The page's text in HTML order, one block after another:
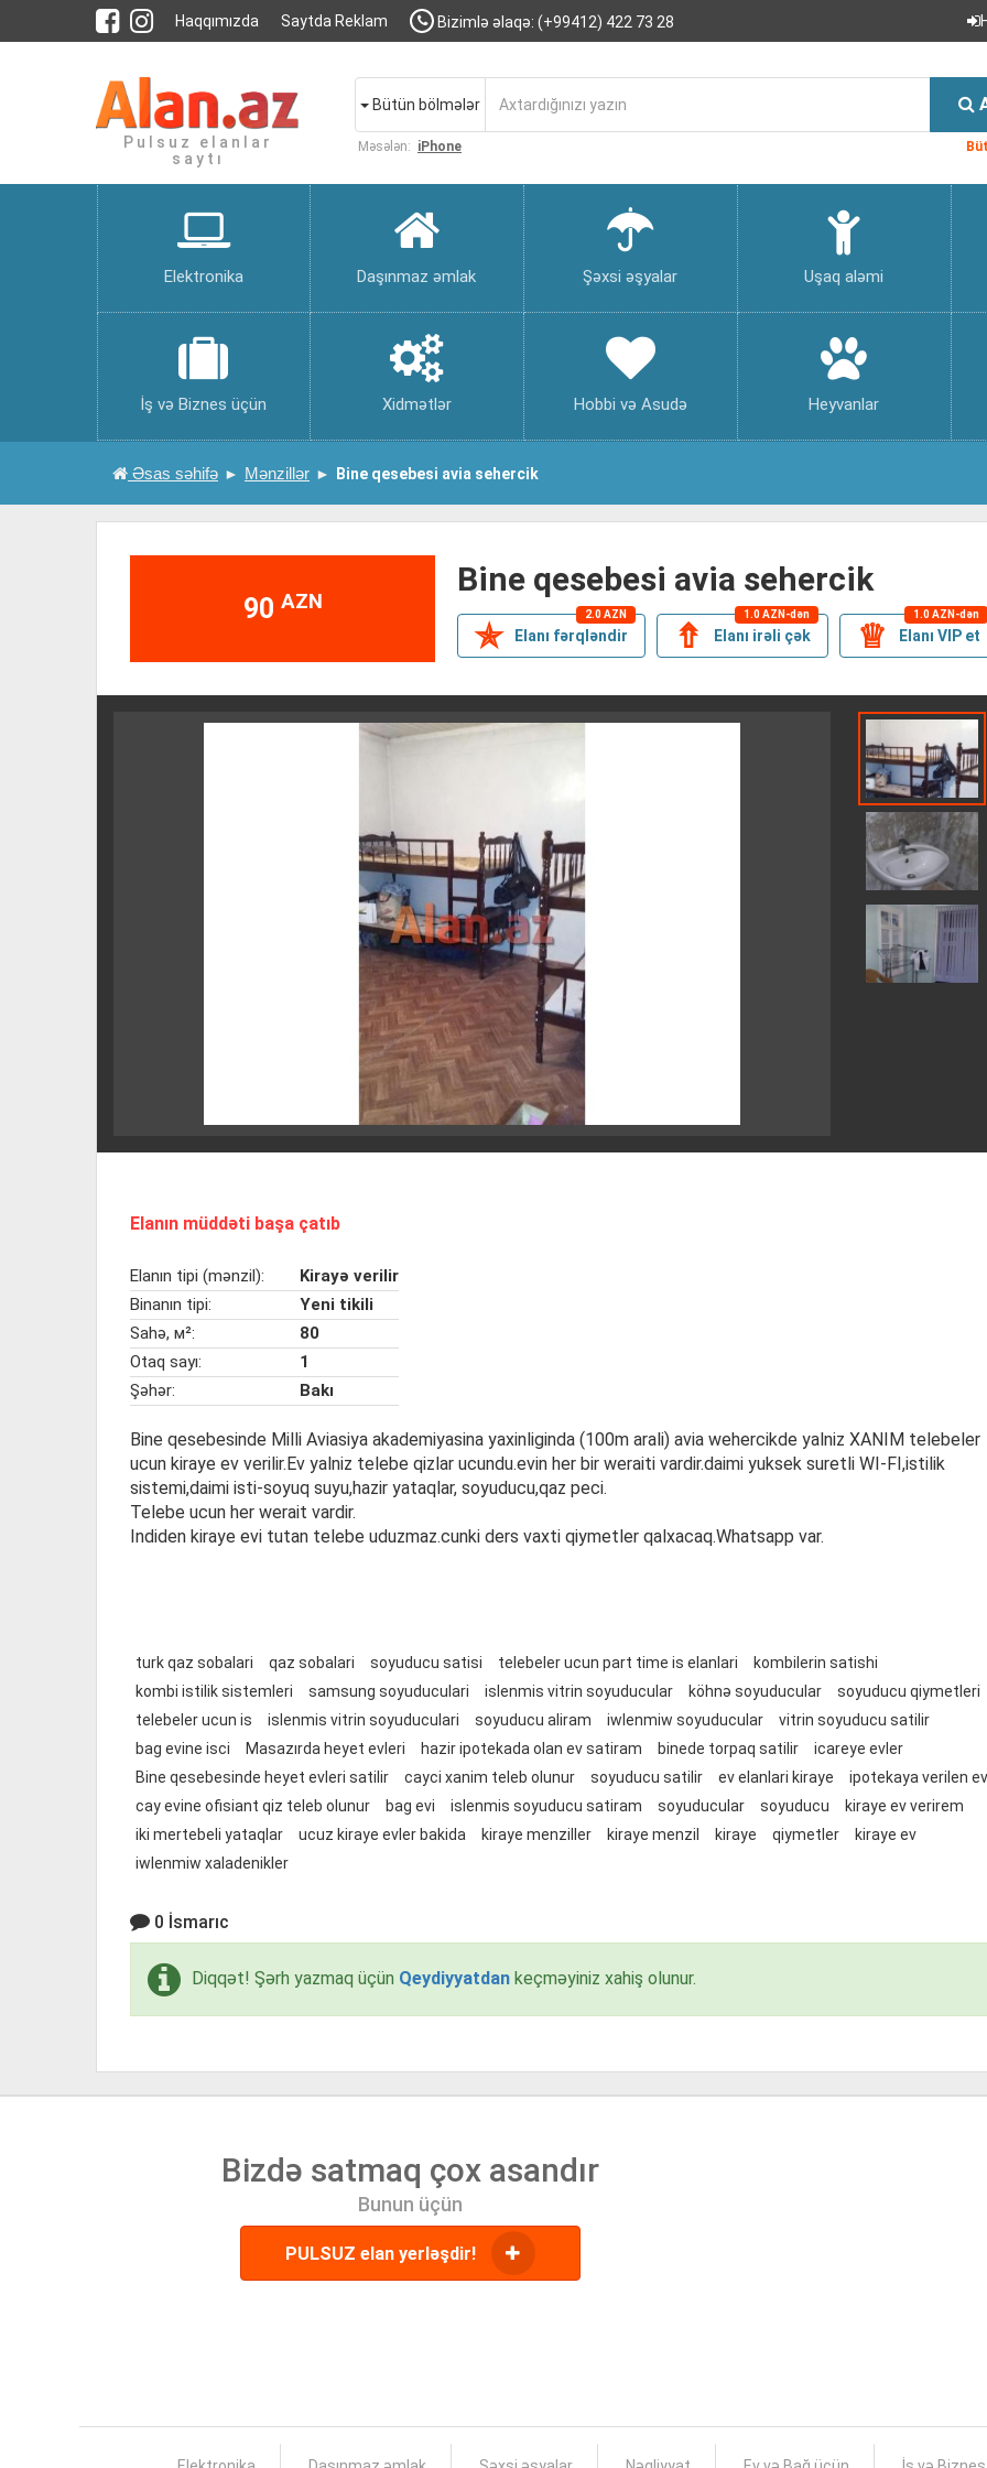
Haqqımızda Saytda Reklam Bizimlə əlaqə: (+99412) 422 73 28
Pulsuz elanlar
saytı
Bütün bölmələr
Məsələn: iPhone
Elektronika Daşınmaz əmlak Şəxsi əşyalar Uşaq aləmi
İş və Biznes üçün Xidmətlər Hobbi və Asudə Heyvanlar
Əsas səhifə Mənzillər Bine qesebesi avia sehercik
90 AZN
bine qesebesi avia sehercik
✯
Elanı fərqləndir
2.0 AZN
⇮ Elanı irəli çək
1.0 AZN-dən
♕ Elanı VIP et
1.0 AZN-dən
Elanın müddəti başa çatıb
Elanın tipi (mənzil):
Kirayə verilir
Binanın tipi:
Yeni tikili
Sahə, м²:
80
Otaq sayı:
1
Şəhər:
Bakı
Bine qesebesinde Milli Aviasiya akademiyasina yaxinliginda (100m arali) avia wehercikde yalniz XANIM telebeler
ucun kiraye ev verilir.Ev yalniz telebe qizlar ucundu.evin her bir weraiti vardir.daimi yuksek suretli WI-FI,istilik
sistemi,daimi isti-soyuq suyu,hazir yataqlar, soyuducu,qaz peci.
Telebe ucun her werait vardir.
Indiden kiraye evi tutan telebe uduzmaz.cunki ders vaxti qiymetler qalxacaq.Whatsapp var.
turk qaz sobalari qaz sobalari soyuducu satisi telebeler ucun part time is elanlari
kombilerin satishi
kombi istilik sistemleri
samsung soyuduculari islenmis vitrin soyuducular köhnə soyuducular
soyuducu qiymetleri
telebeler ucun is
islenmis vitrin soyuduculari soyuducu aliram iwlenmiw soyuducular
vitrin soyuducu satilir
bag evine isci
Masazırda heyet evleri hazir ipotekada olan ev satiram binede torpaq satilir
icareye evler
Bine qesebesinde heyet evleri satilir
cayci xanim teleb olunur soyuducu satilir ev elanlari kiraye
ipotekaya verilen
cay evine ofisiant qiz teleb olunur
bag evi islenmis soyuducu satiram soyuducular soyuducu
kiraye ev verirem
iki mertebeli yataqlar
ucuz kiraye evler bakida kiraye menziller kiraye menzil kiraye qiymetler
kiraye ev
iwlenmiw xaladenikler
0 İsmarıc
Diqqət! Şərh yazmaq üçün Qeydiyyatdan keçməyiniz xahiş olunur.
Bizdə satmaq çox asandır
Bunun üçün
PULSUZ elan yerləşdir!